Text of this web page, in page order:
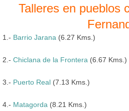
Talleres en pueblos
1.- Barrio Jarana (6.27 Kms.)
2.- Chiclana de la Frontera (6.67 Kms.)
3.- Puerto Real (7.13 Kms.)
4.- Matagorda (8.21 Kms.)